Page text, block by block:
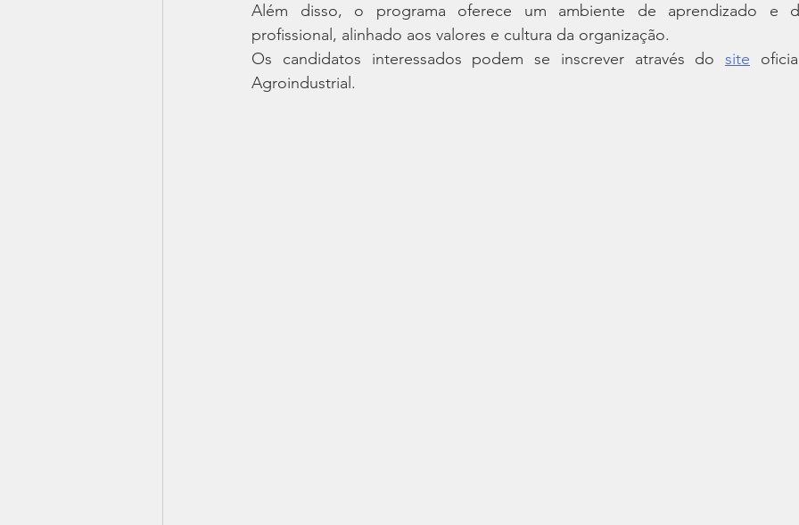
Além disso, o programa oferece um ambiente de aprendizado e
profissional, alinhado aos valores e cultura da organização.
Os candidatos interessados podem se inscrever através do site
Agroindustrial.